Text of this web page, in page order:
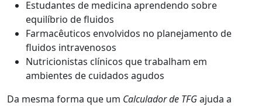
Estudantes de medicina aprendendo sobre
equilíbrio de fluidos
Farmacêuticos envolvidos no planejamento de
fluidos intravenosos
Nutricionistas clínicos que trabalham em
ambientes de cuidados agudos
Da mesma forma que um Calculador de TFGajuda a